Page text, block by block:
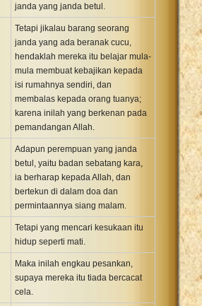
janda yang janda betul.
Tetapi jikalau barang seorang
janda yang ada beranak cucu,
hendaklah mereka itu belajar mula-
mula membuat kebajikan kepada
isi rumahnya sendiri, dan
membalas kepada orang tuanya;
karena inilah yang berkenan pada
pemandangan Allah.
Adapun perempuan yang janda
betul, yaitu badan sebatang kara,
ia berharap kepada Allah, dan
bertekun di dalam doa dan
permintaannya siang malam.
Tetapi yang mencari kesukaan itu
hidup seperti mati.
Maka inilah engkau pesankan,
supaya mereka itu tiada bercacat
cela.